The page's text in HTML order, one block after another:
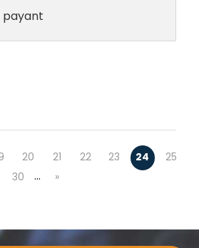
20 21 22 23 24
25
30 … »